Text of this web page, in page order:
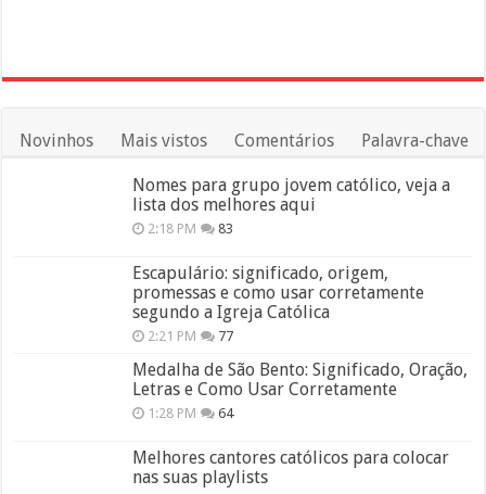
Novinhos Mais vistos Comentários Palavra-chave
Nomes para grupo jovem católico, veja a
lista dos melhores aqui
2:18 PM 83
Escapulário: significado, origem,
promessas e como usar corretamente
segundo a Igreja Católica
2:21 PM 77
Medalha de São Bento: Significado, Oração,
Letras e Como Usar Corretamente
1:28 PM 64
Melhores cantores católicos para colocar
nas suas playlists